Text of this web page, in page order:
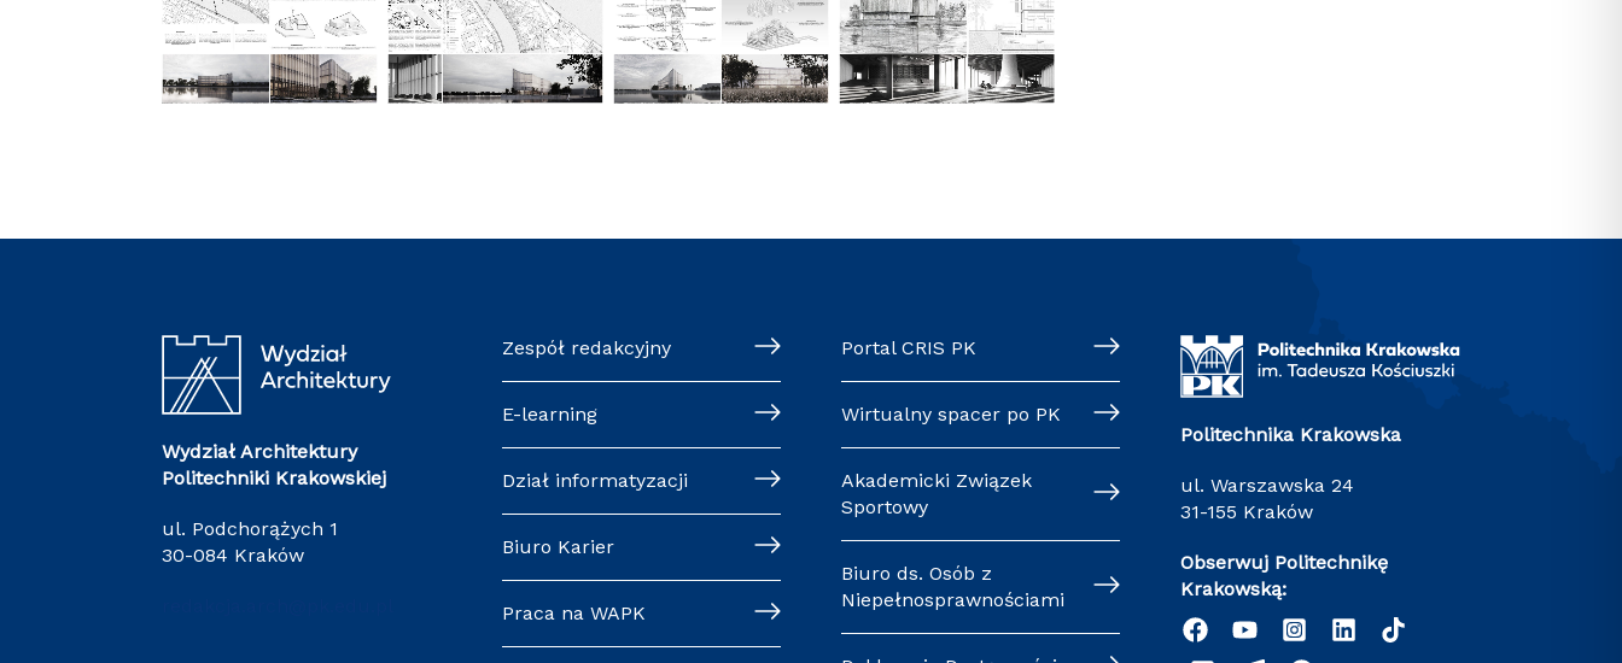
Wydział Architektury
Politechniki Krakowskiej
ul. Podchorążych 1
30-084 Kraków
Zespół redakcyjny
E-learning
Dział informatyzacji
Biuro Karier
Praca na WAPK
Portal CRIS PK
Wirtualny spacer po PK
Akademicki Związek
Sportowy
Biuro ds. Osób z
Niepełnosprawnościami
Politechnika Krakowska
ul. Warszawska 24
31-155 Kraków
Obserwuj Politechnikę
Krakowską: